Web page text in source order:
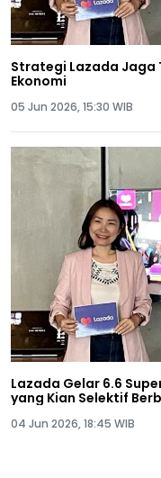
Strategi Lazada Jaga
Ekonomi
05 Jun 2026, 15:30 WIB
Lazada Gelar 6.6
yang Kian Selektif
04 Jun 2026, 18:45 WIB